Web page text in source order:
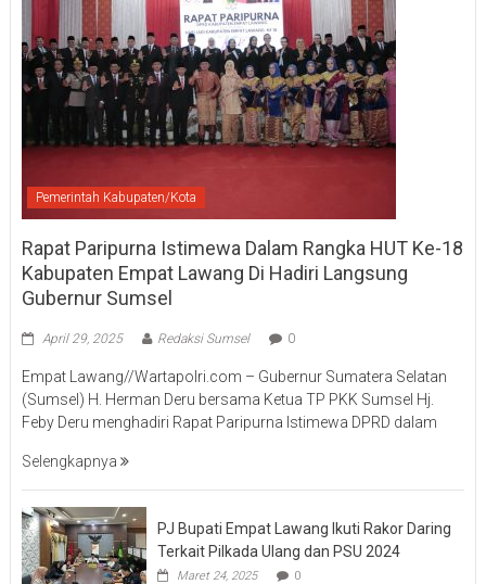
Pemerintah Kabupaten/Kota
Rapat Paripurna Istimewa Dalam Rangka HUT Ke-18
Kabupaten Empat Lawang Di Hadiri Langsung
Gubernur Sumsel
April 29, 2025 Redaksi Sumsel 0
Empat Lawang//Wartapolri.com – Gubernur Sumatera Selatan
(Sumsel) H. Herman Deru bersama Ketua TP PKK Sumsel Hj.
Feby Deru menghadiri Rapat Paripurna Istimewa DPRD dalam
Selengkapnya
PJ Bupati Empat Lawang Ikuti Rakor Daring
Terkait Pilkada Ulang dan PSU 2024
Maret 24, 2025 0